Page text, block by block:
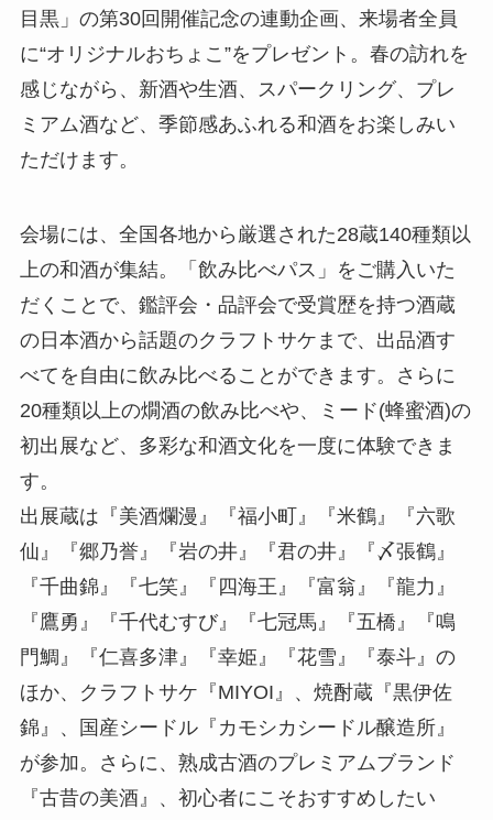
目黒」の第30回開催記念の連動企画、来場者全員
に“オリジナルおちょこ”をプレゼント。春の訪れを
感じながら、新酒や生酒、スパークリング、プレ
ミアム酒など、季節感あふれる和酒をお楽しみい
ただけます。
会場には、全国各地から厳選された28蔵140種類以
上の和酒が集結。「飲み比べパス」をご購入いた
だくことで、鑑評会・品評会で受賞歴を持つ酒蔵
の日本酒から話題のクラフトサケまで、出品酒す
べてを自由に飲み比べることができます。さらに
20種類以上の燗酒の飲み比べや、ミード(蜂蜜酒)の
初出展など、多彩な和酒文化を一度に体験できま
す。
出展蔵は『美酒爛漫』『福小町』『米鶴』『六歌
仙』『郷乃誉』『岩の井』『君の井』『〆張鶴』
『千曲錦』『七笑』『四海王』『富翁』『龍力』
『鷹勇』『千代むすび』『七冠馬』『五橋』『鳴
門鯛』『仁喜多津』『幸姫』『花雪』『泰斗』の
ほか、クラフトサケ『MIYOI』、焼酎蔵『黒伊佐
錦』、国産シードル『カモシカシードル醸造所』
が参加。さらに、熟成古酒のプレミアムブランド
『古昔の美酒』、初心者にこそおすすめしたい